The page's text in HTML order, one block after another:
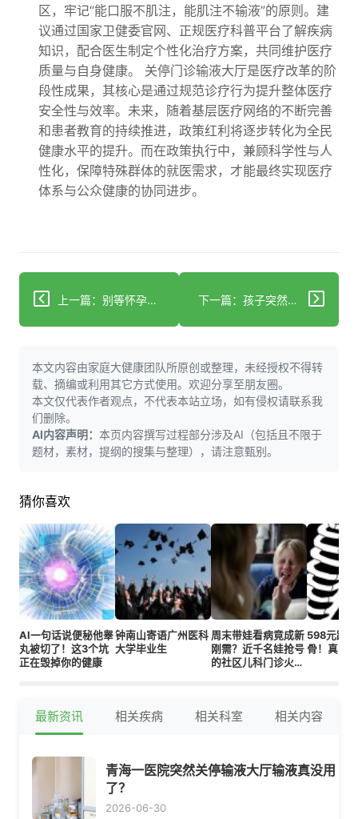
区，牢记“能口服不肌注，能肌注不输液”的原则。建
议通过国家卫健委官网、正规医疗科普平台了解疾病
知识，配合医生制定个性化治疗方案，共同维护医疗
质量与自身健康。 关停门诊输液大厅是医疗改革的阶
段性成果，其核心是通过规范诊疗行为提升整体医疗
安全性与效率。未来，随着基层医疗网络的不断完善
和患者教育的持续推进，政策红利将逐步转化为全民
健康水平的提升。而在政策执行中，兼顾科学性与人
性化，保障特殊群体的就医需求，才能最终实现医疗
体系与公众健康的协同进步。
上一篇：别等怀孕才开始！夫妻联手备孕3个月成功率飙升40% 下一篇：孩子突然发呆不是走神！90%家长都忽略了这个癫痫信号
本文内容由家庭大健康团队所原创或整理，未经授权不得转
载、摘编或利用其它方式使用。欢迎分享至朋友圈。
本文仅代表作者观点，不代表本站立场，如有侵权请联系我
们删除。
AI内容声明： 本页内容撰写过程部分涉及AI（包括且不限于
题材，素材，提纲的搜集与整理），请注意甄别。
猜你喜欢
AI一句话说便秘他睾
丸被切了！这3个坑
正在毁掉你的健康
钟南山寄语广州医科
大学毕业生
周末带娃看病竟成新
刚需？近千名娃抢号
的社区儿科门诊火
598元踩
骨！真凶
最新资讯 相关疾病 相关科室 相关内容
青海一医院突然关停输液大厅输液真没用
了？
2026-06-30